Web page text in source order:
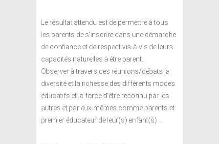
Le résultat attendu est de permettre à tous
les parents de s’inscrire dans une démarche
de confiance et de respect vis-à-vis de leurs
capacités naturelles à être parent…
Observer à travers ces réunions/débats la
diversité et la richesse des différents modes
éducatifs et la force d’être reconnu par les
autres et par eux-mêmes comme parents et
premier éducateur de leur(s) enfant(s) …